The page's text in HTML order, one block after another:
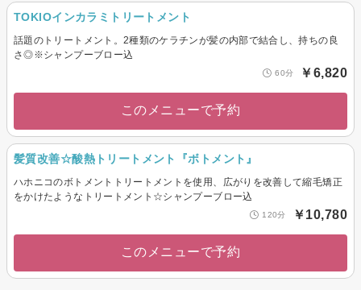
TOKIOインカラミトリートメント
話題のトリートメント。2種類のケラチンが髪の内部で結合し、持ちの良
さ◎※シャンプーブロー込
60分 ￥6,820
このメニューで予約
髪質改善☆酸熱トリートメント『ボトメント』
ハホニコのボトメントトリートメントを使用、広がりを改善して縮毛矯正
をかけたようなトリートメント☆シャンプーブロー込
120分 ￥10,780
このメニューで予約